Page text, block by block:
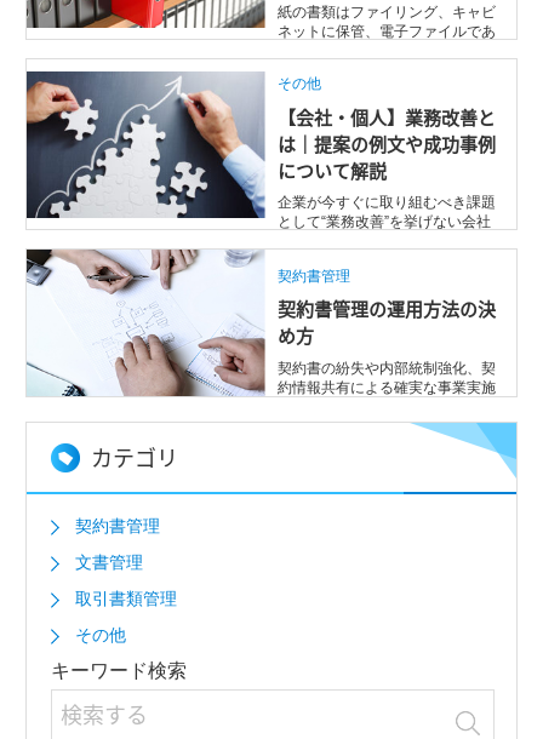
紙の書類はファイリング、キャビ
ネットに保管、電子ファイルであ
その他
【会社・個人】業務改善と
は｜提案の例文や成功事例
について解説
企業が今すぐに取り組むべき課題
として“業務改善”を挙げない会社
契約書管理
契約書管理の運用方法の決
め方
契約書の紛失や内部統制強化、契
約情報共有による確実な事業実施
と考えてい ...
カテゴリ
契約書管理
文書管理
取引書類管理
その他
キーワード検索